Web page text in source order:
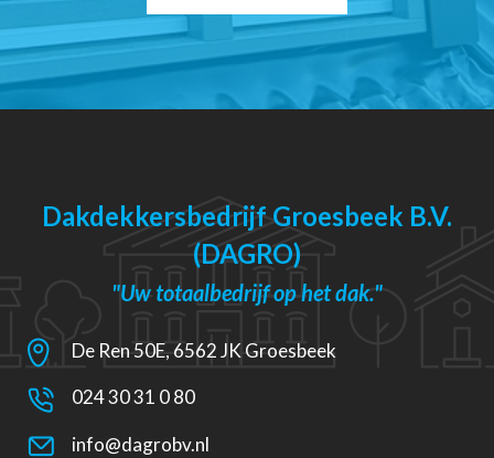
Dakdekkersbedrijf Groesbeek B.V.
(DAGRO)
"Uw totaalbedrijf op het dak."
De Ren 50E, 6562 JK Groesbeek
024 30 31 0 80
info@dagrobv.nl